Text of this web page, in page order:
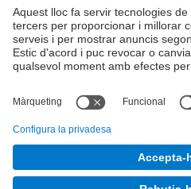
E-mail :junta.pasf@upc.edu
Formulari de contacte
Junta PAS Funcionari